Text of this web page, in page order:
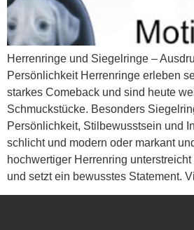
Herrenringe und Siegelringe –
Persönlichkeit Herrenringe erleben
starkes Comeback und sind heute
Schmuckstücke. Besonders
Persönlichkeit, Stilbewusstsein und
schlicht und modern oder markant
hochwertiger Herrenring
und setzt ein bewusstes Statement.